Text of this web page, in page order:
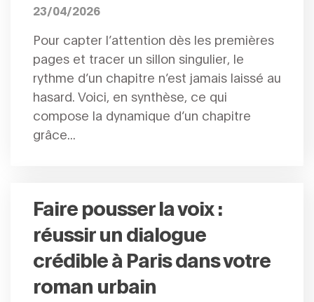
23/04/2026
Pour capter l’attention dès les premières
pages et tracer un sillon singulier, le
rythme d’un chapitre n’est jamais laissé au
hasard. Voici, en synthèse, ce qui
compose la dynamique d’un chapitre
grâce...
Faire pousser la voix :
réussir un dialogue
crédible à Paris dans votre
roman urbain